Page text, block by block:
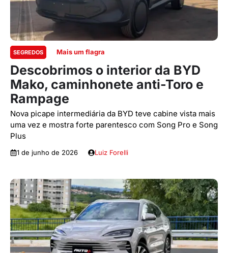
SEGREDOS Mais um flagra
Descobrimos o interior da BYD
Mako, caminhonete anti-Toro e
Rampage
Nova picape intermediária da BYD teve cabine vista mais
uma vez e mostra forte parentesco com Song Pro e Song
Plus
1 de junho de 2026 Luiz Forelli